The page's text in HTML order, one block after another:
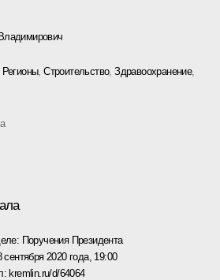
Регионы,Строительство,Здравоохранение,
Поручения Президента
сентября 2020 года, 19:00
kremlin.ru/d/64064